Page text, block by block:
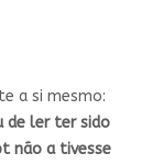
a si mesmo:
de ler ter sido
não a tivesse